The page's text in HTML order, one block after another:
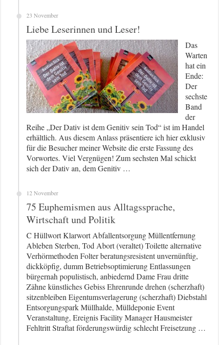
23 November
Liebe Leserinnen und Leser!
Das
Warten
hat ein
Ende:
Der
sechste
Band
der
Reihe „Der Dativ ist dem Genitiv sein Tod“ ist im Handel
erhältlich. Aus diesem Anlass präsentiere ich hier exklusiv
für die Besucher meiner Website die erste Fassung des
Vorwortes. Viel Vergnügen! Zum sechsten Mal schickt
sich der Dativ an, dem Genitiv …
12 November
75 Euphemismen aus Alltagssprache,
Wirtschaft und Politik
C Hüllwort Klarwort Abfallentsorgung Müllentfernung
Ableben Sterben, Tod Abort (veraltet) Toilette alternative
Verhörmethoden Folter beratungsresistent unvernünftig,
dickköpfig, dumm Betriebsoptimierung Entlassungen
bürgernah populistisch, anbiedernd Dame Frau dritte
Zähne künstliches Gebiss Ehrenrunde drehen (scherzhaft)
sitzenbleiben Eigentumsverlagerung (scherzhaft) Diebstahl
Entsorgungspark Müllhalde, Mülldeponie Event
Veranstaltung, Ereignis Facility Manager Hausmeister
Fehltritt Straftat förderungswürdig schlecht Freisetzung …